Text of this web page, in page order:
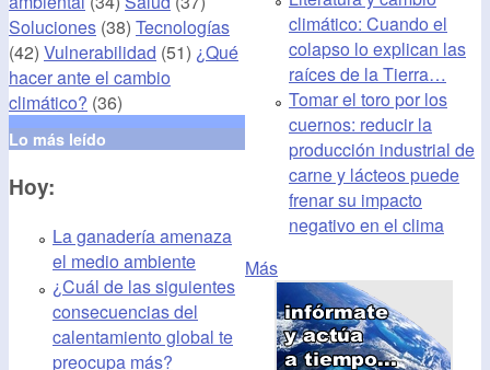
Soluciones (38) Tecnologías
(42) Vulnerabilidad (51) ¿Qué
hacer ante el cambio
climático? (36)
Lo más leído
Hoy:
La ganadería amenaza
el medio ambiente
¿Cuál de las siguientes
consecuencias del
calentamiento global te
preocupa más?
climático: Cuando el
colapso lo explican las
raíces de la Tierra…
Tomar el toro por los
cuernos: reducir la
producción industrial de
carne y lácteos puede
frenar su impacto
negativo en el clima
Más